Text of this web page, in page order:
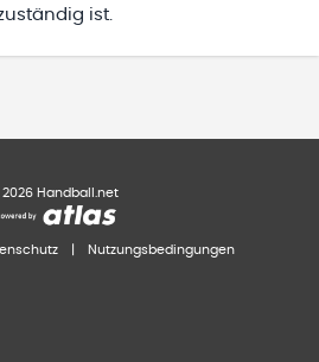
ist.
2026 Handball.net
Nutzungsbedingungen